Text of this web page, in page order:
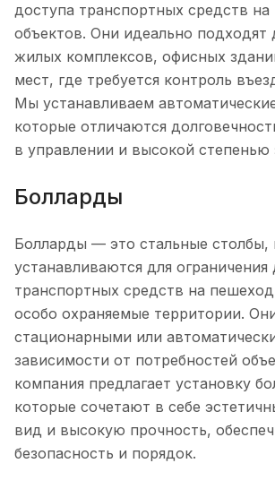
доступа транспортных средств
объектов. Они идеально подходят
жилых комплексов, офисных
мест, где требуется контроль
Мы устанавливаем
которые отличаются
в управлении и высокой степенью
Болларды
Болларды — это стальные столбы,
устанавливаются для ограничения
транспортных средств на
особо охраняемые территории.
стационарными или
зависимости от потребностей
компания предлагает установку
которые сочетают в себе
вид и высокую прочность,
безопасность и порядок.